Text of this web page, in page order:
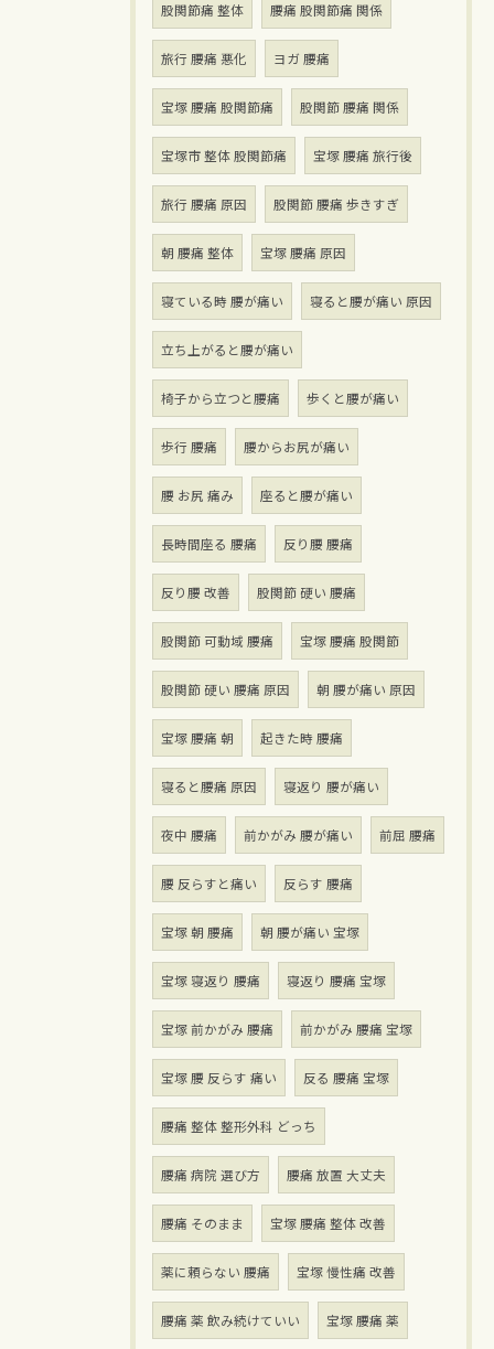
股関節痛 整体 腰痛 股関節痛 関係
旅行 腰痛 悪化 ヨガ 腰痛
宝塚 腰痛 股関節痛 股関節 腰痛 関係
宝塚市 整体 股関節痛 宝塚 腰痛 旅行後
旅行 腰痛 原因 股関節 腰痛 歩きすぎ
朝 腰痛 整体 宝塚 腰痛 原因
寝ている時 腰が痛い 寝ると腰が痛い 原因
立ち上がると腰が痛い
椅子から立つと腰痛 歩くと腰が痛い
歩行 腰痛 腰からお尻が痛い
腰 お尻 痛み 座ると腰が痛い
長時間座る 腰痛 反り腰 腰痛
反り腰 改善 股関節 硬い 腰痛
股関節 可動域 腰痛 宝塚 腰痛 股関節
股関節 硬い 腰痛 原因 朝 腰が痛い 原因
宝塚 腰痛 朝 起きた時 腰痛
寝ると腰痛 原因 寝返り 腰が痛い
夜中 腰痛 前かがみ 腰が痛い 前屈 腰痛
腰 反らすと痛い 反らす 腰痛
宝塚 朝 腰痛 朝 腰が痛い 宝塚
宝塚 寝返り 腰痛 寝返り 腰痛 宝塚
宝塚 前かがみ 腰痛 前かがみ 腰痛 宝塚
宝塚 腰 反らす 痛い 反る 腰痛 宝塚
腰痛 整体 整形外科 どっち
腰痛 病院 選び方 腰痛 放置 大丈夫
腰痛 そのまま 宝塚 腰痛 整体 改善
薬に頼らない 腰痛 宝塚 慢性痛 改善
腰痛 薬 飲み続けていい 宝塚 腰痛 薬